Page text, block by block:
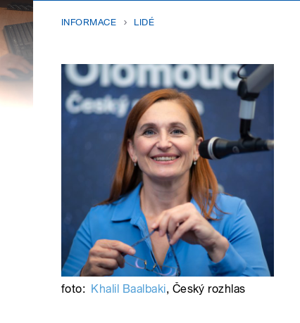
INFORMACE LIDÉ
foto: Khalil Baalbaki, Český rozhlas